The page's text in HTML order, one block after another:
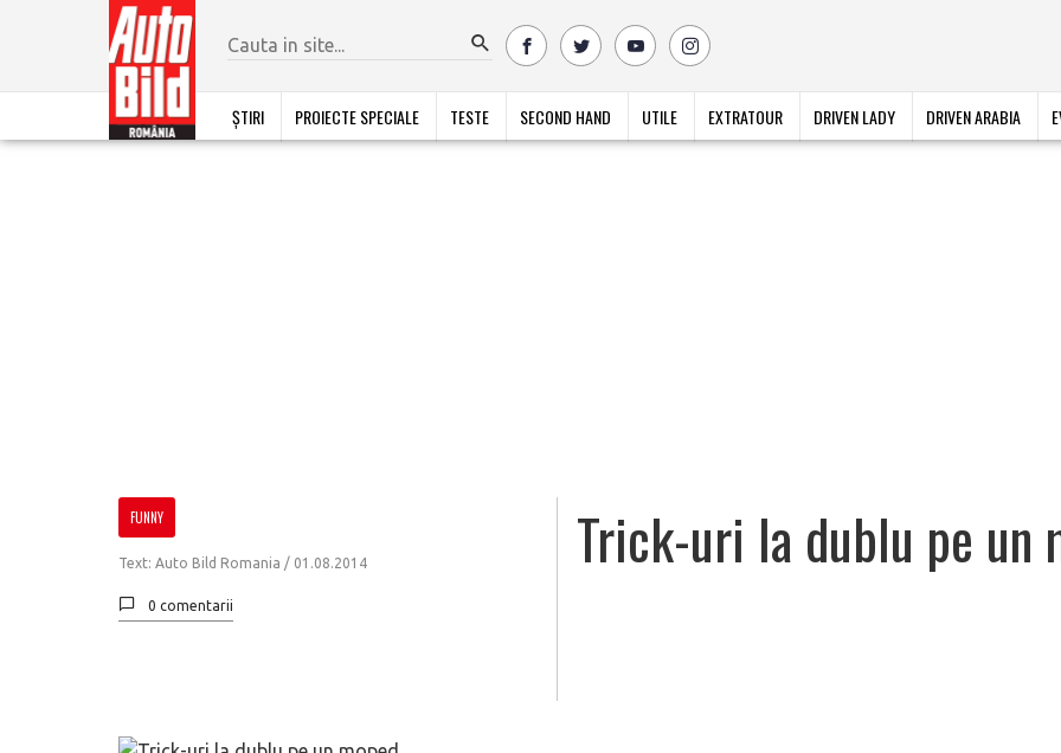
ȘTIRI PROIECTE SPECIALE TESTE SECOND HAND UTILE EXTRATOUR DRIVEN LADY DRIVEN ARABIA
FUNNY
Text: Auto Bild Romania / 01.08.2014
0 comentarii
Trick-uri la dublu pe un